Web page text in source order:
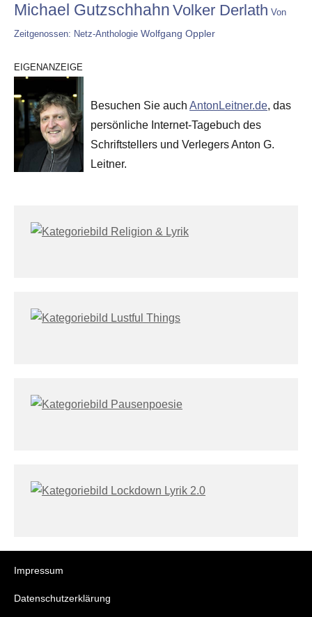
Michael Gutzschhahn Volker Derlath Von
Zeitgenossen: Netz-Anthologie Wolfgang Oppler
EIGENANZEIGE
Besuchen Sie auch AntonLeitner.de, das
persönliche Internet-Tagebuch des
Schriftstellers und Verlegers Anton G.
Leitner.
Impressum
Datenschutzerklärung